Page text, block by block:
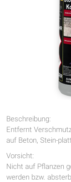
Beschreibung:
Entfernt
auf Beton, Stein-
Vorsicht:
Nicht auf Pflanzen
werden bzw.